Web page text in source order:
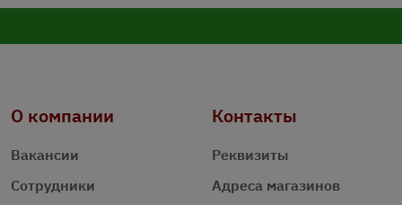
О компании
Вакансии
Сотрудники
Контакты
Реквизиты
Адреса магазинов